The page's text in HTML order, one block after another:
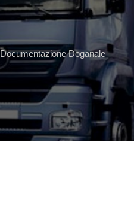
Documentazione Doganale